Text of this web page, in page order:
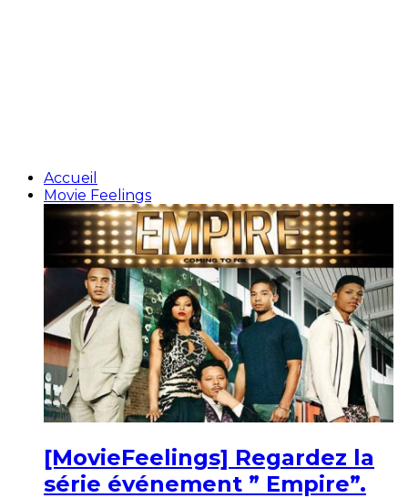
Accueil
Movie Feelings
[MovieFeelings] Regardez la
série événement ” Empire”.